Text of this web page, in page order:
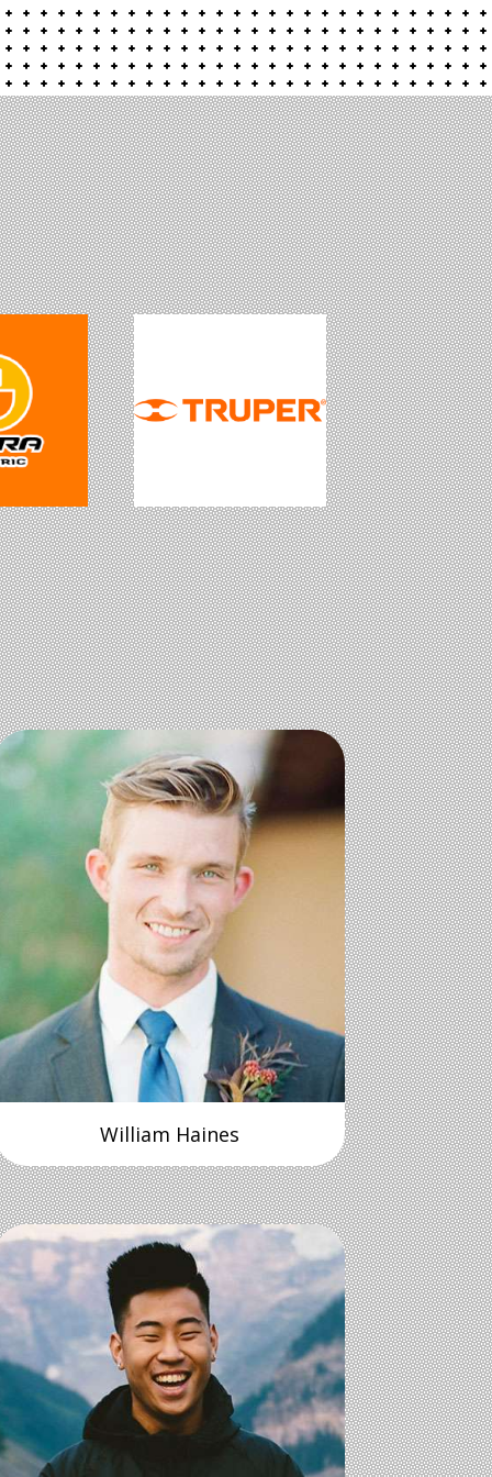
William Haines